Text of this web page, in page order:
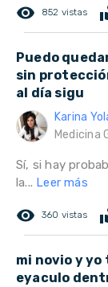
remove_red_eye 852 vistas
Puedo
sin
al día sigu
Karina
Medicina
Sí, si hay
la... Leer más
remove_red_eye 360 vistas
mi novio y
eyaculo